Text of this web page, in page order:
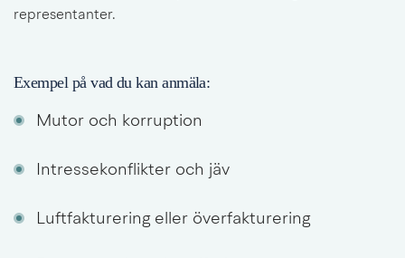
representanter.
Exempel på vad du kan anmäla:
Mutor och korruption
Intressekonflikter och jäv
Luftfakturering eller överfakturering